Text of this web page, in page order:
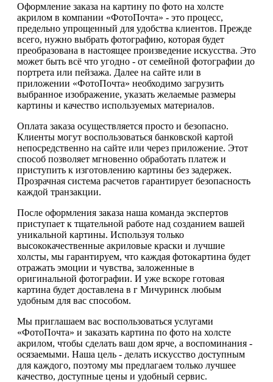
Оформление заказа на картину по фото на холсте
акрилом в компании «ФотоПочта» - это процесс,
предельно упрощенный для удобства клиентов. Прежде
всего, нужно выбрать фотографию, которая будет
преобразована в настоящее произведение искусства. Это
может быть всё что угодно - от семейной фотографии до
портрета или пейзажа. Далее на сайте или в
приложении «ФотоПочта» необходимо загрузить
выбранное изображение, указать желаемые размеры
картины и качество используемых материалов.
Оплата заказа осуществляется просто и безопасно.
Клиенты могут воспользоваться банковской картой
непосредственно на сайте или через приложение. Этот
способ позволяет мгновенно обработать платеж и
приступить к изготовлению картины без задержек.
Прозрачная система расчетов гарантирует безопасность
каждой транзакции.
После оформления заказа наша команда экспертов
приступает к тщательной работе над созданием вашей
уникальной картины. Используя только
высококачественные акриловые краски и лучшие
холсты, мы гарантируем, что каждая фотокартина будет
отражать эмоции и чувства, заложенные в
оригинальной фотографии. И уже вскоре готовая
картина будет доставлена в г Мичуринск любым
удобным для вас способом.
Мы приглашаем вас воспользоваться услугами
«ФотоПочта» и заказать картина по фото на холсте
акрилом, чтобы сделать ваш дом ярче, а воспоминания -
осязаемыми. Наша цель - делать искусство доступным
для каждого, поэтому мы предлагаем только лучшее
качество, доступные цены и удобный сервис.